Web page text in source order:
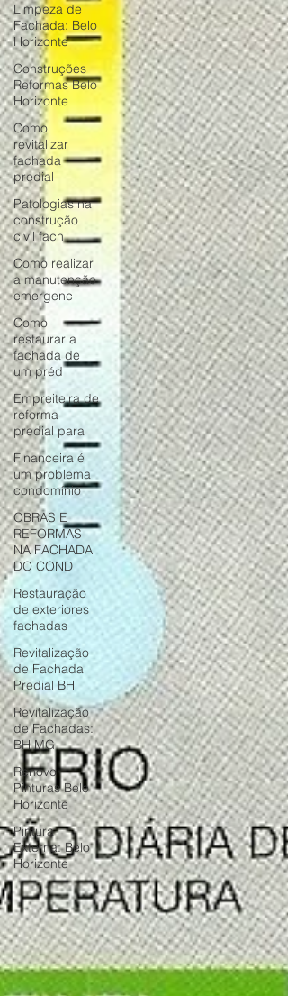
Limpeza de
Fachada: Belo
Horizonte
Construções
Reformas Belo
Horizonte
Como
revitalizar
fachada
predial
Patologias na
construção
civil fach
Como realizar
a manutenção
emergenc
Como
restaurar a
fachada de
um préd
Empreiteira de
reforma
predial para
Financeira é
um problema
condomínio
OBRAS E
REFORMAS
NA FACHADA
DO COND
Restauração
de exteriores
fachadas
Revitalização
de Fachada
Predial BH
Revitalização
de Fachadas:
BH MG
Renovo
Pinturas Belo
Horizonte
Pintura
Externa: Belo
Horizonte